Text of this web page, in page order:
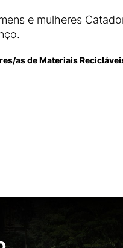
e mulheres
as de Materiais